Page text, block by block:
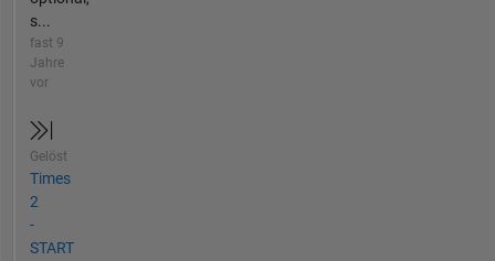
s...
fast 9
Jahre
vor
Gelöst
Times
2
-
START